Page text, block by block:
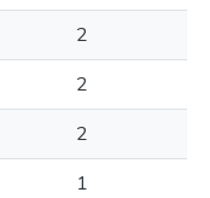
2
2
2
1